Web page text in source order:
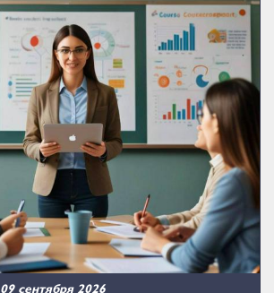
09 сентября 2026